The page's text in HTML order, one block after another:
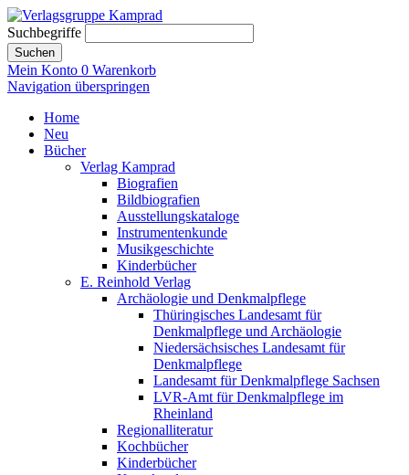
Suchbegriffe
Suchen
Mein Konto 0 Warenkorb
Navigation überspringen
Home
Neu
Bücher
Verlag Kamprad
Biografien
Bildbiografien
Ausstellungskataloge
Instrumentenkunde
Musikgeschichte
Kinderbücher
E. Reinhold Verlag
Archäologie und Denkmalpflege
Thüringisches Landesamt für
Denkmalpflege und Archäologie
Niedersächsisches Landesamt für
Denkmalpflege
Landesamt für Denkmalpflege Sachsen
LVR-Amt für Denkmalpflege im
Rheinland
Regionalliteratur
Kochbücher
Kinderbücher